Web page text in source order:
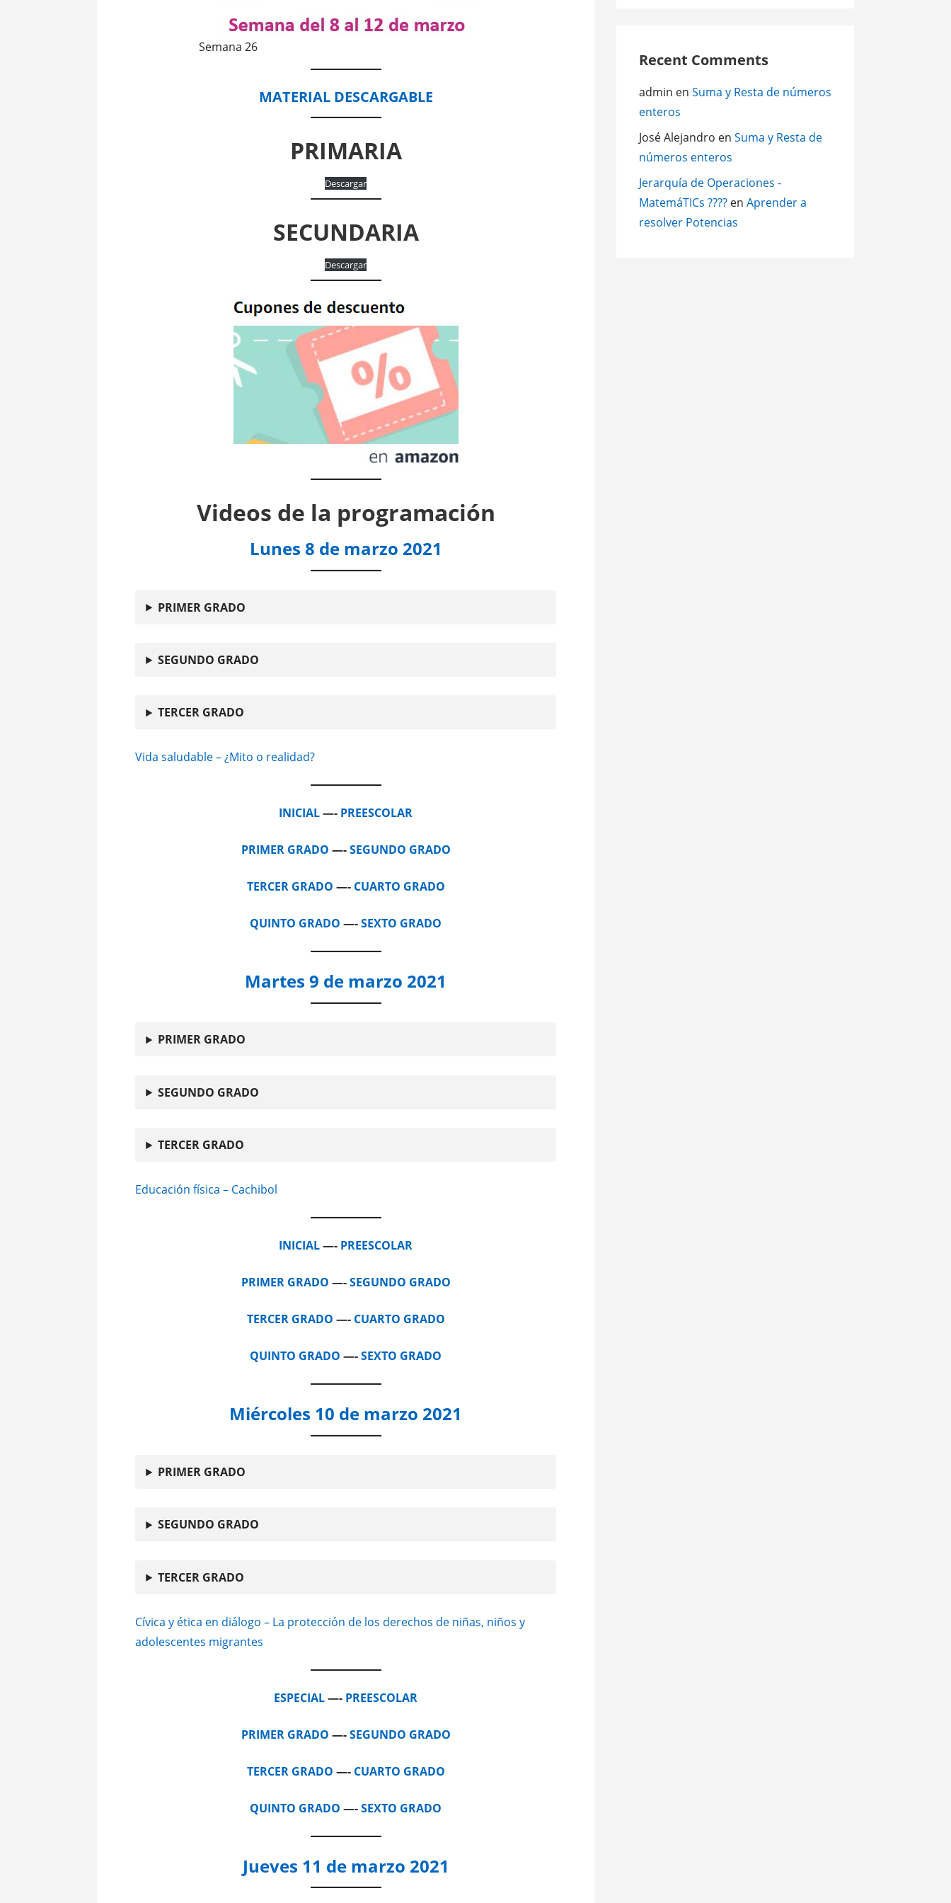
Semana 26
MATERIAL DESCARGABLE
PRIMARIA
Descargar
SECUNDARIA
Descargar
Videos de la programación
Lunes 8 de marzo 2021
PRIMER GRADO
SEGUNDO GRADO
TERCER GRADO
Vida saludable – ¿Mito o realidad?
INICIAL—- PREESCOLAR
PRIMER GRADO —-SEGUNDO GRADO
TERCER GRADO —- CUARTO GRADO
QUINTO GRADO —-SEXTO GRADO
Martes 9 de marzo 2021
PRIMER GRADO
SEGUNDO GRADO
TERCER GRADO
Educación física – Cachibol
INICIAL—- PREESCOLAR
PRIMER GRADO —-SEGUNDO GRADO
TERCER GRADO —- CUARTO GRADO
QUINTO GRADO —-SEXTO GRADO
Miércoles 10 de marzo 2021
PRIMER GRADO
SEGUNDO GRADO
TERCER GRADO
Cívica y ética en diálogo – La protección de los derechos de niñas, niños y
adolescentes migrantes
ESPECIAL—- PREESCOLAR
PRIMER GRADO —-SEGUNDO GRADO
TERCER GRADO —- CUARTO GRADO
QUINTO GRADO —-SEXTO GRADO
Jueves 11 de marzo 2021
Recent Comments
admin en Suma y Resta de números
enteros
José Alejandro en Suma y Resta de
números enteros
Jerarquía de Operaciones -
MatemáTICs ????en Aprender a
resolver Potencias